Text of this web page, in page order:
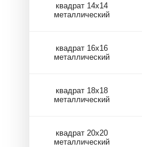
квадрат 14х14
металлический
квадрат 16х16
металлический
квадрат 18х18
металлический
квадрат 20х20
металлический